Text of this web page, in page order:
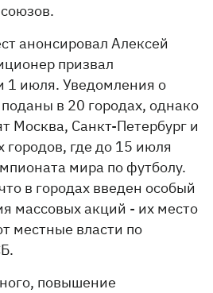
анонсировал Алексей
призвал
1 июля. Уведомления о
в 20 городах, однако
Москва, Санкт-Петербург и
городов, где до 15 июля
мира по футболу.
в городах введен особый
массовых акций - их место
местные власти по
повышение